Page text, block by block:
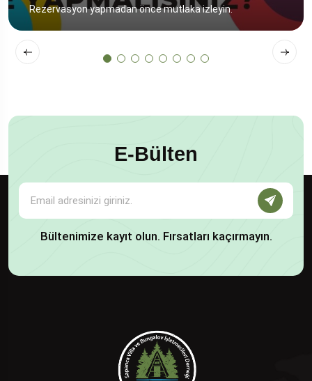
Rezervasyon yapmadan önce mutlaka izleyin.
E-Bülten
Bültenimize kayıt olun. Fırsatları kaçırmayın.